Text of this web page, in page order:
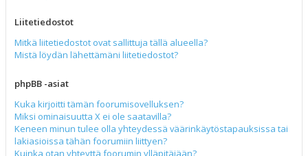
Liitetiedostot
Mitkä liitetiedostot ovat sallittuja tällä alueella?
Mistä löydän lähettämäni liitetiedostot?
phpBB -asiat
Kuka kirjoitti tämän foorumisovelluksen?
Miksi ominaisuutta X ei ole saatavilla?
Keneen minun tulee olla yhteydessä väärinkäytöstapauksissa tai
lakiasioissa tähän foorumiin liittyen?
Kuinka otan yhteyttä foorumin ylläpitäjään?